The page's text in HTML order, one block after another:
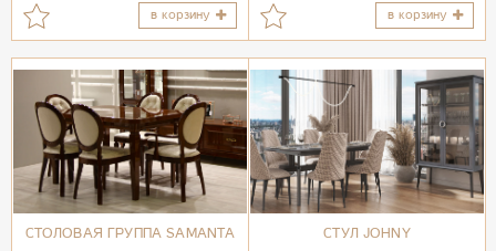
в корзину в корзину
СТОЛОВАЯ ГРУППА SAMANTA СТУЛ JOHNY